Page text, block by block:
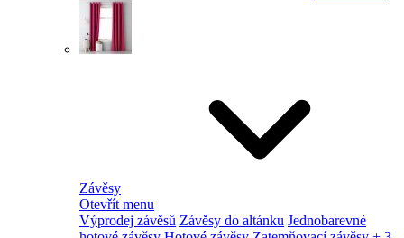
Závěsy
Otevřít menu
Výprodej závěsů Závěsy do altánku Jednobarevné